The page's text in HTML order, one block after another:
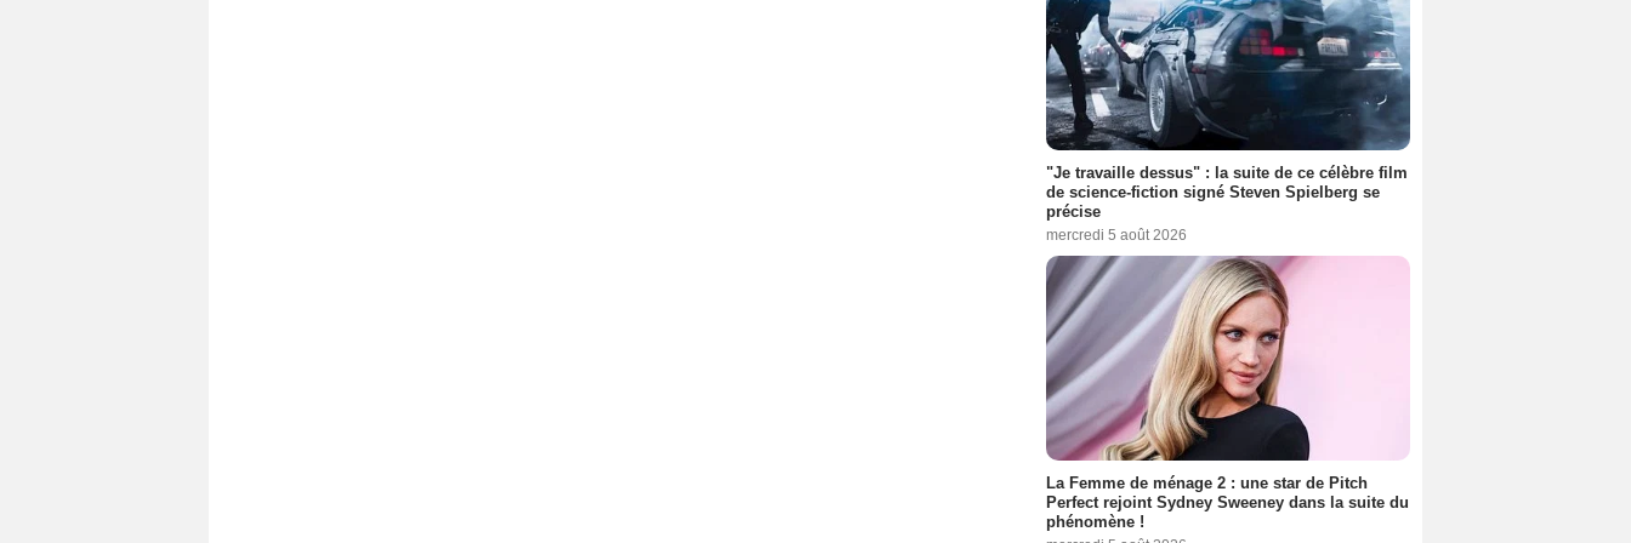
"Je travaille dessus" : la suite de ce célèbre film
de science-fiction signé Steven Spielberg se
précise
mercredi 5 août 2026
La Femme de ménage 2 : une star de Pitch
Perfect rejoint Sydney Sweeney dans la suite du
phénomène !